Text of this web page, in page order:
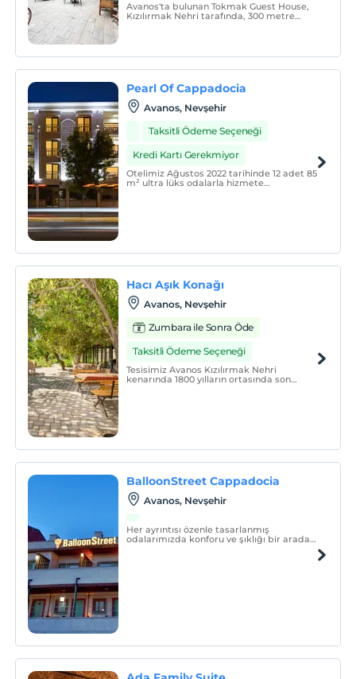
Avanos'ta bulunan Tokmak Guest House,
Kızılırmak Nehri tarafında, 300 metre
otopark da mevcuttur.
Pearl Of Cappadocia
Avanos, Nevşehir
Taksitli Ödeme Seçeneği
Kredi Kartı Gerekmiyor
Otelimiz Ağustos 2022 tarihinde 12 adet 85
m² ultra lüks odalarla hizmete
Hacı Aşık Konağı
Avanos, Nevşehir
Zumbara ile Sonra Öde
Taksitli Ödeme Seçeneği
Tesisimiz Avanos Kızılırmak Nehri
kenarında 1800 yılların ortasında son
BalloonStreet Cappadocia
Avanos, Nevşehir
Her ayrıntısı özenle tasarlanmış
odalarımızda konforu ve şıklığı bir arada